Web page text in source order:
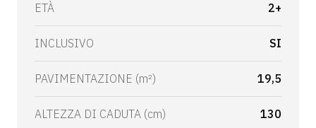
ETÀ 2+
INCLUSIVO SI
PAVIMENTAZIONE (m²) 19,5
ALTEZZA DI CADUTA (cm) 130